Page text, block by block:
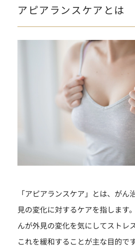
アピアランスケアとは
「アピアランスケア」とは、がん
見の変化に対するケアを指します
んが外見の変化を気にしてストレ
これを緩和することが主な目的で